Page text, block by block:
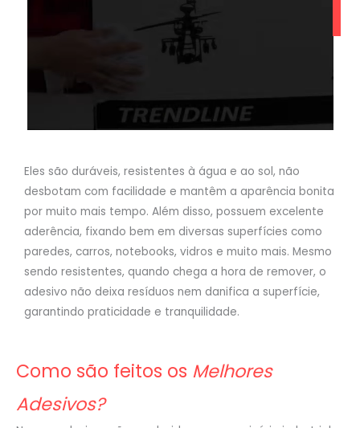
Eles são duráveis, resistentes à água e ao sol, não
desbotam com facilidade e mantêm a aparência bonita
por muito mais tempo. Além disso, possuem excelente
aderência, fixando bem em diversas superfícies como
paredes, carros, notebooks, vidros e muito mais. Mesmo
sendo resistentes, quando chega a hora de remover, o
adesivo não deixa resíduos nem danifica a superfície,
garantindo praticidade e tranquilidade.
Como são feitos os Melhores
Adesivos?